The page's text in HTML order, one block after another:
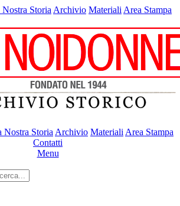
Storia Archivio Materiali Area Stampa
Nostra Storia Archivio Materiali Area Stampa
Contatti
Menu